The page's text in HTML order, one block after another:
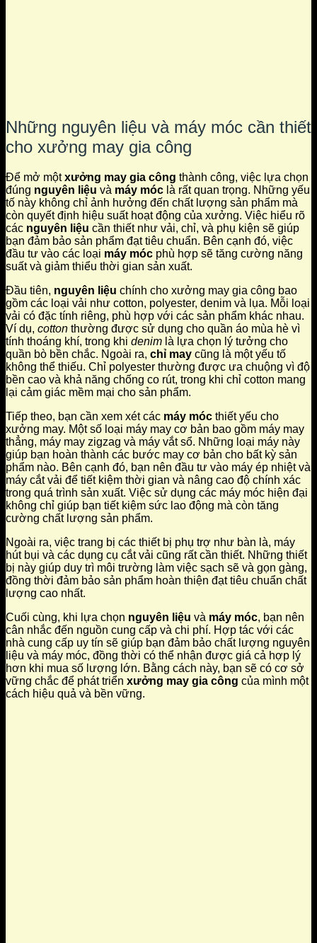
Những nguyên liệu và máy móc cần thiết
cho xưởng may gia công
Để mở mộtxưởng may gia công thành công, việc lựa chọn
đúng nguyên liệu và máy móc là rất quan trọng. Những yếu
tố này không chỉ ảnh hưởng đến chất lượng sản phẩm mà
còn quyết định hiệu suất hoạt động của xưởng. Việc hiểu rõ
các nguyên liệu cần thiết như vải, chỉ, và phụ kiện sẽ giúp
bạn đảm bảo sản phẩm đạt tiêu chuẩn. Bên cạnh đó, việc
đầu tư vào các loại máy móc phù hợp sẽ tăng cường năng
suất và giảm thiểu thời gian sản xuất.
Đầu tiên, nguyên liệu chính cho xưởng may gia công bao
gồm các loại vải như cotton, polyester, denim và lụa. Mỗi loại
vải có đặc tính riêng, phù hợp với các sản phẩm khác nhau.
Ví dụ, cotton thường được sử dụng cho quần áo mùa hè vì
tính thoáng khí, trong khi denim là lựa chọn lý tưởng cho
quần bò bền chắc. Ngoài ra, chỉ may cũng là một yếu tố
không thể thiếu. Chỉ polyester thường được ưa chuộng vì độ
bền cao và khả năng chống co rút, trong khi chỉ cotton mang
lại cảm giác mềm mại cho sản phẩm.
Tiếp theo, bạn cần xem xét các máy móc thiết yếu cho
xưởng may. Một số loại máy may cơ bản bao gồm máy may
thẳng, máy may zigzag và máy vắt sổ. Những loại máy này
giúp bạn hoàn thành các bước may cơ bản cho bất kỳ sản
phẩm nào. Bên cạnh đó, bạn nên đầu tư vào máy ép nhiệt và
máy cắt vải để tiết kiệm thời gian và nâng cao độ chính xác
trong quá trình sản xuất. Việc sử dụng các máy móc hiện đại
không chỉ giúp bạn tiết kiệm sức lao động mà còn tăng
cường chất lượng sản phẩm.
Ngoài ra, việc trang bị các thiết bị phụ trợ như bàn là, máy
hút bụi và các dụng cụ cắt vải cũng rất cần thiết. Những thiết
bị này giúp duy trì môi trường làm việc sạch sẽ và gọn gàng,
đồng thời đảm bảo sản phẩm hoàn thiện đạt tiêu chuẩn chất
lượng cao nhất.
Cuối cùng, khi lựa chọn nguyên liệu và máy móc, bạn nên
cân nhắc đến nguồn cung cấp và chi phí. Hợp tác với các
nhà cung cấp uy tín sẽ giúp bạn đảm bảo chất lượng nguyên
liệu và máy móc, đồng thời có thể nhận được giá cả hợp lý
hơn khi mua số lượng lớn. Bằng cách này, bạn sẽ có cơ sở
vững chắc để phát triển xưởng may gia công của mình một
cách hiệu quả và bền vững.